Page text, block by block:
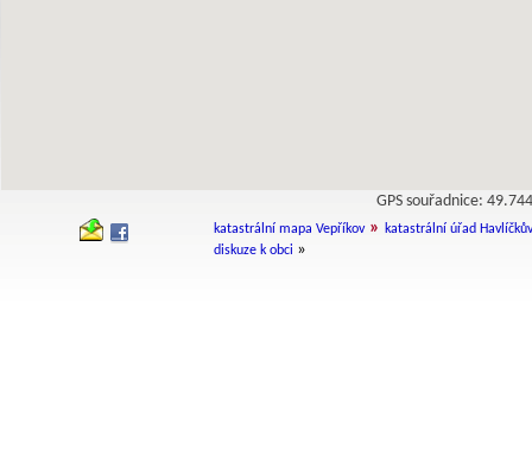
GPS souřadnice:
katastrální mapa Vepříkov» katastrální úřad
diskuze k obci »